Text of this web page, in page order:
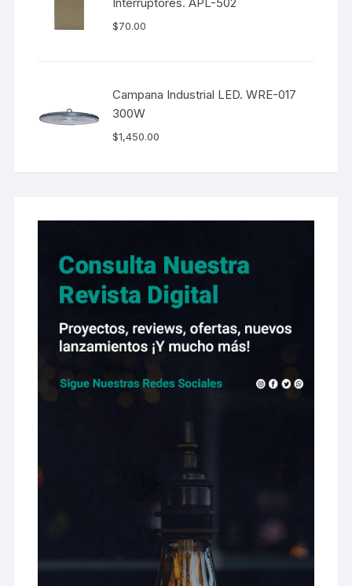
$70.00
Campana Industrial LED. WRE-017
300W
$1,450.00